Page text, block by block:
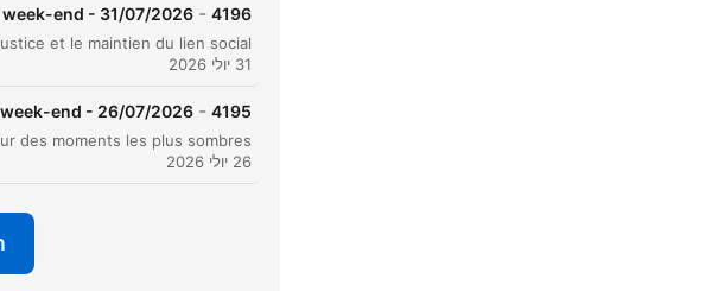
02:00:21
02:18:39
au
4196
-
end - 31/07/2026
31 יולי 2026
4195
-
end - 26/07/2026
26 יולי 2026